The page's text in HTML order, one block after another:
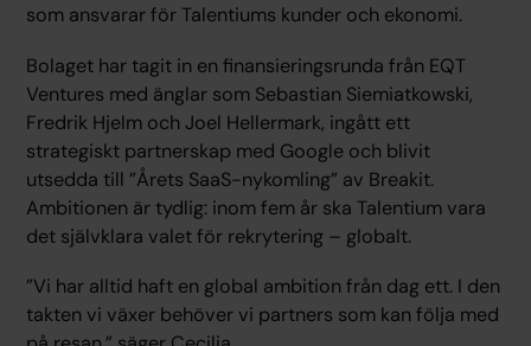
som ansvarar för Talentiums kunder och ekonomi.
Bolaget har tagit in en finansieringsrunda från EQT
Ventures med änglar som Sebastian Siemiatkowski,
Fredrik Hjelm och Joel Hellermark, ingått ett
strategiskt partnerskap med Google och blivit
utsedda till ”Årets SaaS-nykomling” av Breakit.
Ambitionen är tydlig: inom fem år ska Talentium vara
det självklara valet för rekrytering – globalt.
”Vi har alltid haft en global ambition från dag ett. I den
takten vi växer behöver vi partners som kan följa med